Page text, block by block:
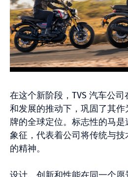
在这个新阶段，TVS 汽车公
和发展的推动下，巩固了其
牌的全球定位。标志性的马
象征，代表着公司将传统与
的精神。